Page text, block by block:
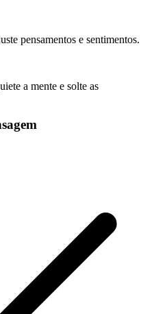
pensamentos e sentimentos.
a mente e solte as